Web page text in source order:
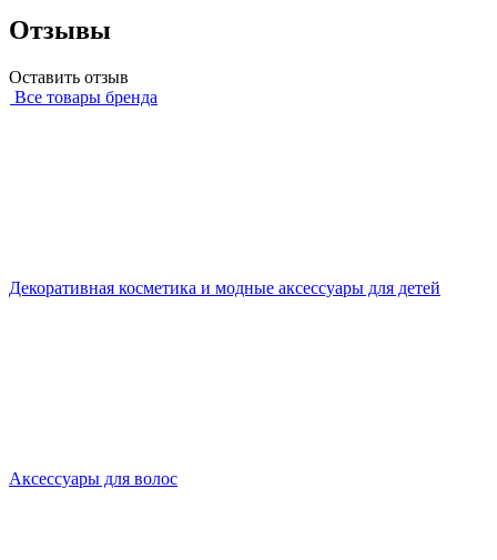
Отзывы
Оставить отзыв
Все товары бренда
Декоративная косметика и модные аксессуары для детей
Аксессуары для волос